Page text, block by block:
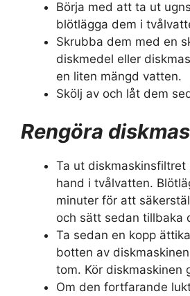
Börja med att ta ut
blötlägga dem i
Skrubba dem med en
diskmedel eller
en liten mängd vatten.
Skölj av och låt dem
Rengöra
Ta ut
hand i tvålvatten.
minuter för att
och sätt sedan tillbaka
Ta sedan en kopp
botten av
tom. Kör diskmaskinen
Om den fortfarande